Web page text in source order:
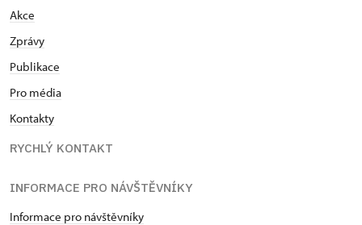
Akce
Zprávy
Publikace
Pro média
Kontakty
RYCHLÝ KONTAKT
INFORMACE PRO NÁVŠTĚVNÍKY
Informace pro návštěvníky